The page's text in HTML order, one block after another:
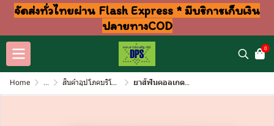
จัดส่งทั่วไทยผ่าน Flash Express * มีบริการเก็บเงิน
ปลายทางCOD
0
Home ... สินค้าอุปโภคบริโภค แชมพู สบู่ แปรงฟัน ยาสัฟันคอลเกต ยอดนิยม 20กรัม โหล